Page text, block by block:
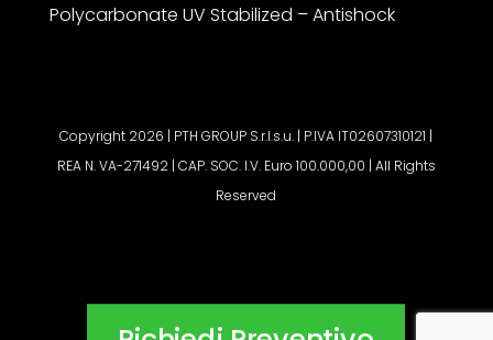
Polycarbonate UV Stabilized – Antishock
Copyright 2026 | PTH GROUP S.r.l.s.u. | P.IVA IT02607310121 |
REA N. VA-271492 | CAP. SOC. I.V. Euro 100.000,00 | All Rights
Reserved